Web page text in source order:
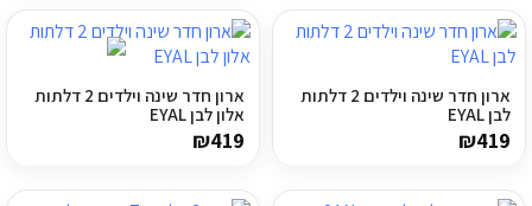
ארון חדר שינה וילדים 2 דלתות
לבן EYAL
₪419
ארון חדר שינה וילדים 2 דלתות
אלון לבן EYAL
₪419